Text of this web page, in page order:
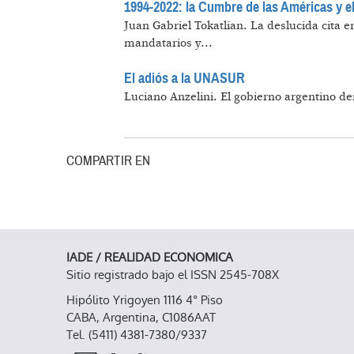
1994-2022: la Cumbre de las Américas y
Juan Gabriel Tokatlian. La deslucida cita
mandatarios y...
El adiós a la UNASUR
Luciano Anzelini. El gobierno argentino
COMPARTIR EN
IADE / REALIDAD ECONOMICA
Sitio registrado bajo el ISSN 2545-708X
Hipólito Yrigoyen 1116 4° Piso
CABA, Argentina, C1086AAT
Tel. (5411) 4381-7380/9337